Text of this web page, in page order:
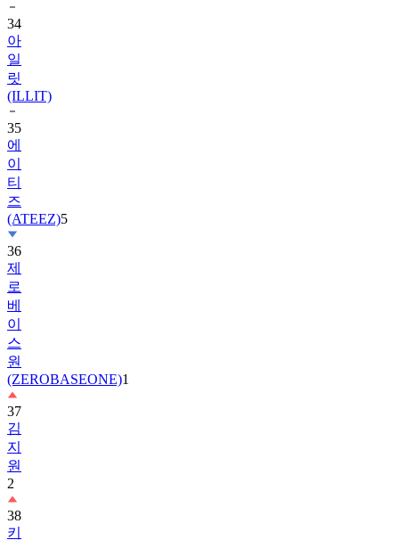
아
일
릿
(ILLIT)
35
에
이
티
즈
(ATEEZ)
36
제
로
베
이
스
원
(ZEROBASEONE)
37
김
지
원
2
38
키
키
(KiiiKiii)